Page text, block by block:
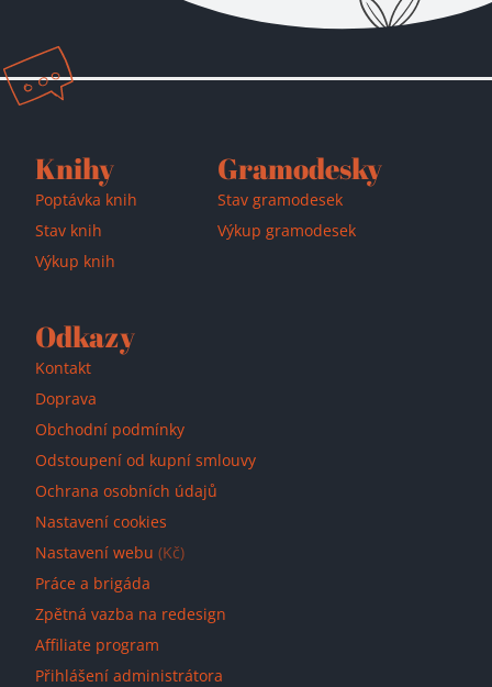
Přidáno do košíku!
Knihy
Poptávka knih
Stav knih
Výkup knih
Gramodesky
Stav gramodesek
Výkup gramodesek
Odkazy
Kontakt
Doprava
Obchodní podmínky
Odstoupení od kupní smlouvy
Ochrana osobních údajů
Nastavení cookies
Nastavení webu (Kč)
Práce a brigáda
Zpětná vazba na redesign
Affiliate program
Přihlášení administrátora